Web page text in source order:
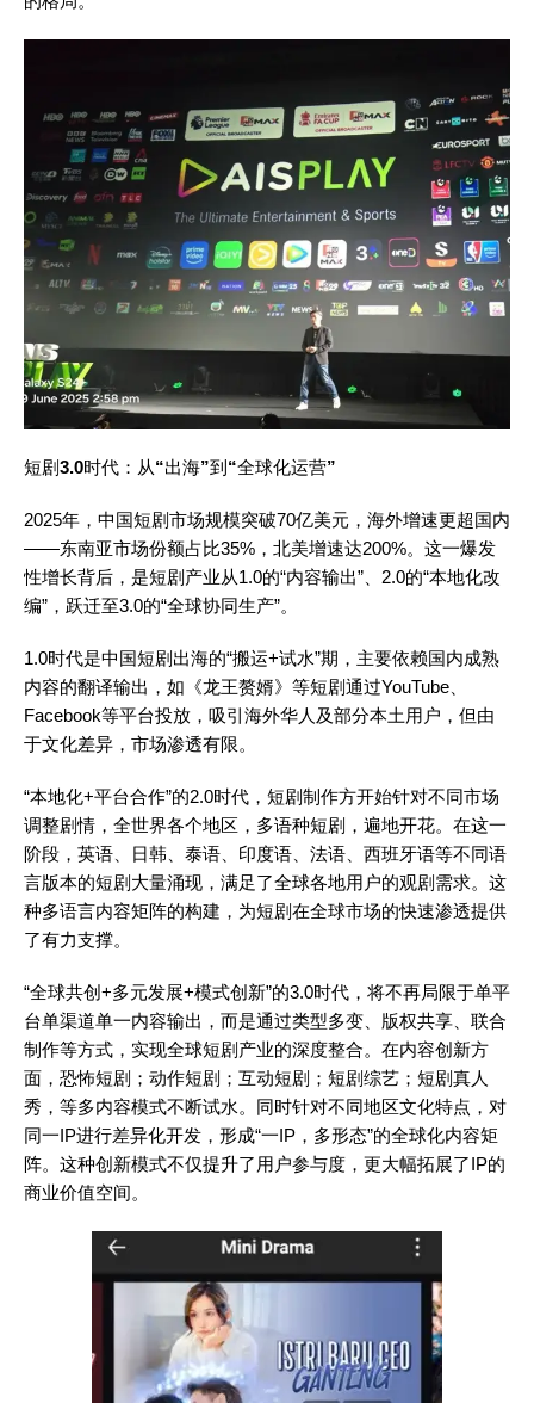
短剧3.0时代：从“出海”到 “全球化运营”
2025年，中国短剧市场规模突破70亿美元，海外增速更超国内
——东南亚市场份额占比35%，北美增速达200%。这一爆发
性增长背后，是短剧产业从1.0的“内容输出”、2.0的“本地化改
编”，跃迁至3.0的“全球协同生产”。
1.0时代是中国短剧出海的“搬运+试水”期，主要依赖国内成熟
内容的翻译输出，如《龙王赘婿》等短剧通过YouTube、
Facebook等平台投放，吸引海外华人及部分本土用户，但由
于文化差异，市场渗透有限。
“本地化+平台合作”的2.0时代，短剧制作方开始针对不同市场
调整剧情，全世界各个地区，多语种短剧，遍地开花。在这一
阶段，英语、日韩、泰语、印度语、法语、西班牙语等不同语
言版本的短剧大量涌现，满足了全球各地用户的观剧需求。这
种多语言内容矩阵的构建，为短剧在全球市场的快速渗透提供
了有力支撑。
“全球共创+多元发展+模式创新”的3.0时代，将不再局限于单平
台单渠道单一内容输出，而是通过类型多变、版权共享、联合
制作等方式，实现全球短剧产业的深度整合。在内容创新方
面，恐怖短剧；动作短剧；互动短剧；短剧综艺；短剧真人
秀，等多内容模式不断试水。同时针对不同地区文化特点，对
同一IP进行差异化开发，形成“一IP，多形态”的全球化内容矩
阵。这种创新模式不仅提升了用户参与度，更大幅拓展了IP的
商业价值空间。